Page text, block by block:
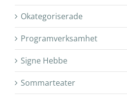
Okategoriserade
Programverksamhet
Signe Hebbe
Sommarteater